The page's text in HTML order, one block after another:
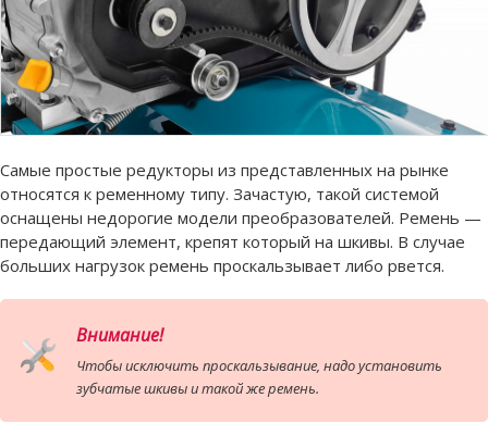
Самые простые редукторы из представленных на рынке
относятся к ременному типу. Зачастую, такой системой
оснащены недорогие модели преобразователей. Ремень —
передающий элемент, крепят который на шкивы. В случае
больших нагрузок ремень проскальзывает либо рвется.
Внимание!
Чтобы исключить проскальзывание, надо установить
зубчатые шкивы и такой же ремень.